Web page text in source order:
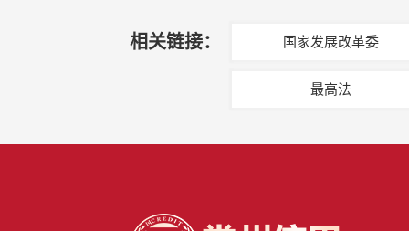
相关链接： 国家发展改革委
最高法